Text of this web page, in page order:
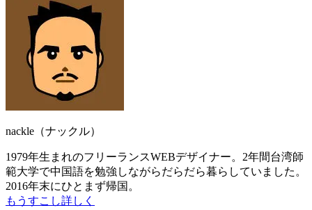
nackle（ナックル）
1979年生まれのフリーランスWEBデザイナー。2年間台湾師
範大学で中国語を勉強しながらだらだら暮らしていました。
2016年末にひとまず帰国。
もうすこし詳しく